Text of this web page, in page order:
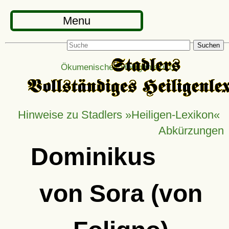
Menu
Suchen
Hinweise zu Stadlers »Heiligen-Lexikon«
Abkürzungen
Dominikus
von Sora (von
Ökumenisches Heiligenlexikon